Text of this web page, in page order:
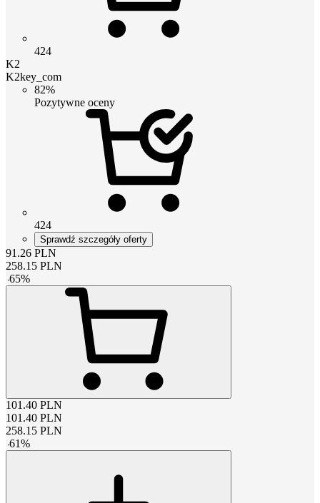
424
K2
K2key_com
82%
Pozytywne oceny
424
Sprawdź szczegóły oferty
91.26 PLN
258.15 PLN
-65%
101.40 PLN
101.40 PLN
258.15 PLN
-61%